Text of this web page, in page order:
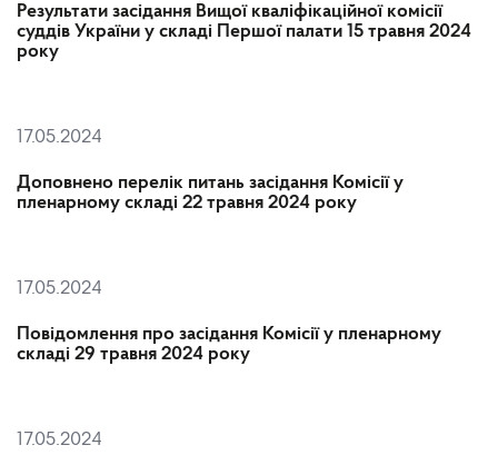
Результати засідання Вищої кваліфікаційної комісії
суддів України у складі Першої палати 15 травня 2024
року
17.05.2024
Доповнено перелік питань засідання Комісії у
пленарному складі 22 травня 2024 року
17.05.2024
Повідомлення про засідання Комісії у пленарному
складі 29 травня 2024 року
17.05.2024